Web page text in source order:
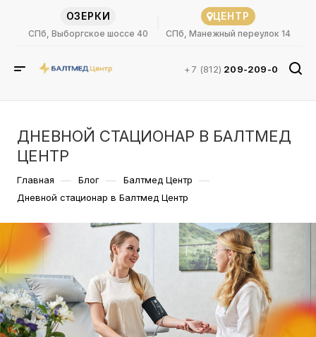
ОЗЕРКИ
СПб, Выборгское шоссе 40
ЦЕНТР
СПб, Манежный переулок 14
+7 (812) 209-209-0
ДНЕВНОЙ СТАЦИОНАР В БАЛТМЕД
ЦЕНТР
Главная — Блог — Балтмед Центр —
Дневной стационар в Балтмед Центр